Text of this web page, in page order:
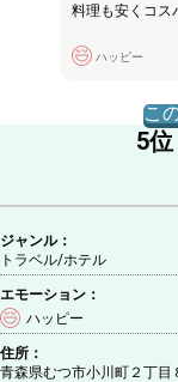
料理も安くコス
ハッピー
こ
5位
ジャンル：
トラベル/ホテル
エモーション：
ハッピー
住所：
青森県むつ市小川町２丁目